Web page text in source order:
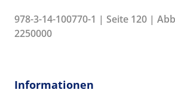
978-3-14-100770-1 | Seite 120 |
2250000
Informationen